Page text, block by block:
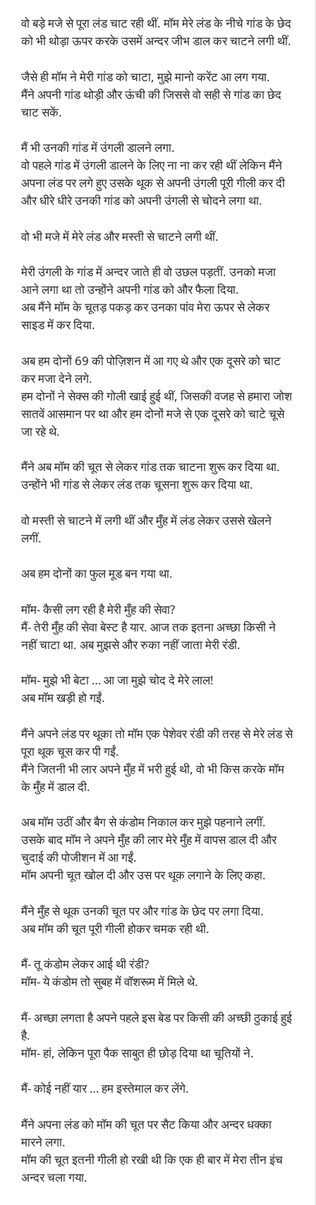
वो बड़े मजे से पूरा लंड चाट रही थीं. मॉम मेरे लंड के नीचे गांड के छेद
को भी थोड़ा ऊपर करके उसमें अन्दर जीभ डाल कर चाटने लगी थीं.
जैसे ही मॉम ने मेरी गांड को चाटा, मुझे मानो करेंट आ लग गया.
मैंने अपनी गांड थोड़ी और ऊंची की जिससे वो सही से गांड का छेद
चाट सकें.
मैं भी उनकी गांड में उंगली डालने लगा.
वो पहले गांड में उंगली डालने के लिए ना ना कर रही थीं लेकिन मैंने
अपना लंड पर लगे हुए उसके थूक से अपनी उंगली पूरी गीली कर दी
और धीरे धीरे उनकी गांड को अपनी उंगली से चोदने लगा था.
वो भी मजे में मेरे लंड और मस्ती से चाटने लगी थीं.
मेरी उंगली के गांड में अन्दर जाते ही वो उछल पड़तीं. उनको मजा
आने लगा था तो उन्होंने अपनी गांड को और फैला दिया.
अब मैंने मॉम के चूतड़ पकड़ कर उनका पांव मेरा ऊपर से लेकर
साइड में कर दिया.
अब हम दोनों 69 की पोज़िशन में आ गए थे और एक दूसरे को चाट
कर मजा देने लगे.
हम दोनों ने सेक्स की गोली खाई हुई थीं, जिसकी वजह से हमारा जोश
सातवें आसमान पर था और हम दोनों मजे से एक दूसरे को चाटे चूसे
जा रहे थे.
मैंने अब मॉम की चूत से लेकर गांड तक चाटना शुरू कर दिया था.
उन्होंने भी गांड से लेकर लंड तक चूसना शुरू कर दिया था.
वो मस्ती से चाटने में लगी थीं और मुँह में लंड लेकर उससे खेलने
लगीं.
अब हम दोनों का फुल मूड बन गया था.
मॉम- कैसी लग रही है मेरी मुँह की सेवा?
मैं- तेरी मुँह की सेवा बेस्ट है यार. आज तक इतना अच्छा किसी ने
नहीं चाटा था. अब मुझसे और रुका नहीं जाता मेरी रंडी.
मॉम- मुझे भी बेटा … आ जा मुझे चोद दे मेरे लाल!
अब मॉम खड़ी हो गईं.
मैंने अपने लंड पर थूका तो मॉम एक पेशेवर रंडी की तरह से मेरे लंड से
पूरा थूक चूस कर पी गईं.
मैंने जितनी भी लार अपने मुँह में भरी हुई थी, वो भी किस करके मॉम
के मुँह में डाल दी.
अब मॉम उठीं और बैग से कंडोम निकाल कर मुझे पहनाने लगीं.
उसके बाद मॉम ने अपने मुँह की लार मेरे मुँह में वापस डाल दी और
चुदाई की पोजीशन में आ गईं.
मॉम अपनी चूत खोल दी और उस पर थूक लगाने के लिए कहा.
मैंने मुँह से थूक उनकी चूत पर और गांड के छेद पर लगा दिया.
अब मॉम की चूत पूरी गीली होकर चमक रही थी.
मैं- तू कंडोम लेकर आई थी रंडी?
मॉम- ये कंडोम तो सुबह में वॉशरूम में मिले थे.
मैं- अच्छा लगता है अपने पहले इस बेड पर किसी की अच्छी ठुकाई हुई
है.
मॉम- हां, लेकिन पूरा पैक साबुत ही छोड़ दिया था चूतियों ने.
मैं- कोई नहीं यार … हम इस्तेमाल कर लेंगे.
मैंने अपना लंड को मॉम की चूत पर सैट किया और अन्दर धक्का
मारने लगा.
मॉम की चूत इतनी गीली हो रखी थी कि एक ही बार में मेरा तीन इंच
अन्दर चला गया.